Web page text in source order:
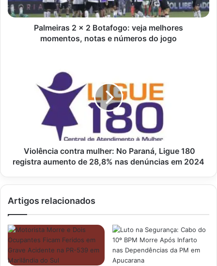
momentos,
notas
Palmeiras 2 x 2 Botafogo: veja melhores
momentos, notas e números do jogo
28,8%
2024
Violência contra mulher: No Paraná, Ligue 180
registra aumento de 28,8% nas denúncias em 2024
Artigos relacionados